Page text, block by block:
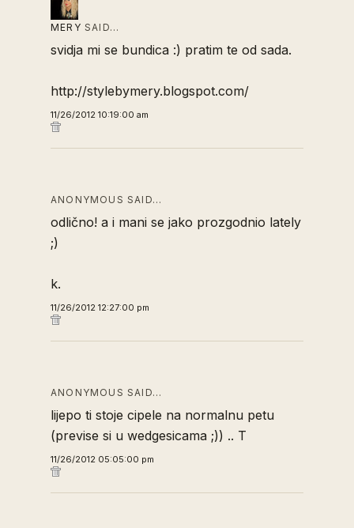
MERY SAID…
svidja mi se bundica :) pratim te od sada.
http://stylebymery.blogspot.com/
11/26/2012 10:19:00 am
ANONYMOUS SAID…
odlično! a i mani se jako prozgodnio lately
;)
k.
11/26/2012 12:27:00 pm
ANONYMOUS SAID…
lijepo ti stoje cipele na normalnu petu
(previse si u wedgesicama ;)) .. T
11/26/2012 05:05:00 pm